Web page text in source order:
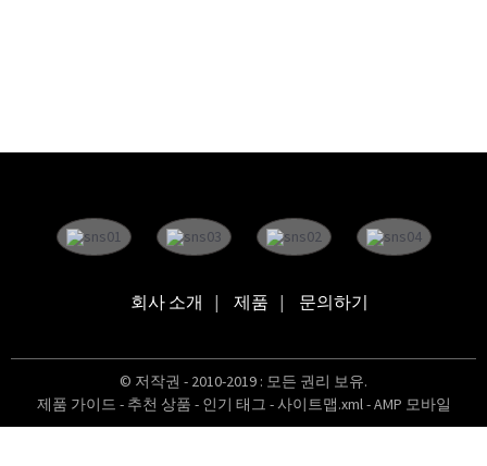
회사 소개 제품 문의하기
© 저작권 - 2010-2019 : 모든 권리 보유.
제품 가이드 - 추천 상품 - 인기 태그 -사이트맵.xml-AMP 모바일